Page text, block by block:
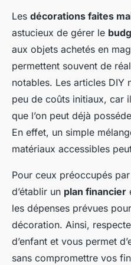
Les décorations faites
astucieux de gérer le
aux objets achetés en
permettent souvent de
notables. Les articles DIY
peu de coûts initiaux, car
que l’on peut déjà
En effet, un simple
matériaux accessibles
Pour ceux préoccupés
d’établir un plan financier
les dépenses prévues
décoration. Ainsi,
d’enfant et vous permet
sans compromettre vos